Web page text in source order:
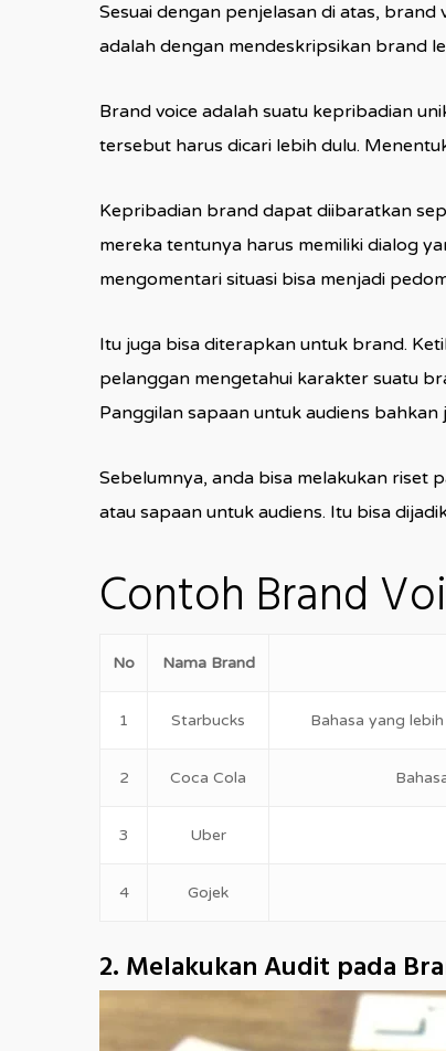
Sesuai dengan penjelasan di atas,
adalah dengan mendeskripsikan brand
Brand voice adalah suatu kepribadian
tersebut harus dicari lebih dulu.
Kepribadian brand dapat diibaratkan
mereka tentunya harus memiliki dialog
mengomentari situasi bisa menjadi
Itu juga bisa diterapkan untuk brand.
pelanggan mengetahui karakter suatu
Panggilan sapaan untuk audiens
Sebelumnya, anda bisa melakukan riset
atau sapaan untuk audiens. Itu bisa
Contoh Brand
No Nama Brand
1 Starbucks Bahasa yang
2 Coca Cola
3 Uber
4 Gojek
2. Melakukan Audit pada